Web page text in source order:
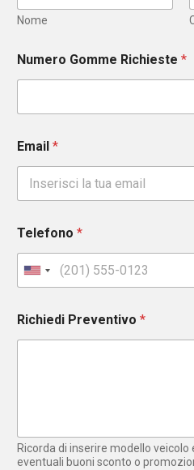
Nome
Numero Gomme Richieste *
Email *
Telefono *
U
n
t
e
e
s
Richiedi Preventivo *
Ricorda di inserire modello
eventuali buoni sconto o